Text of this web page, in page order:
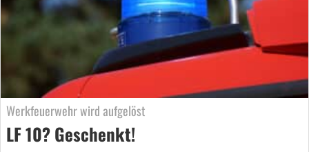
Werkfeuerwehr wird aufgelöst
LF 10? Geschenkt!